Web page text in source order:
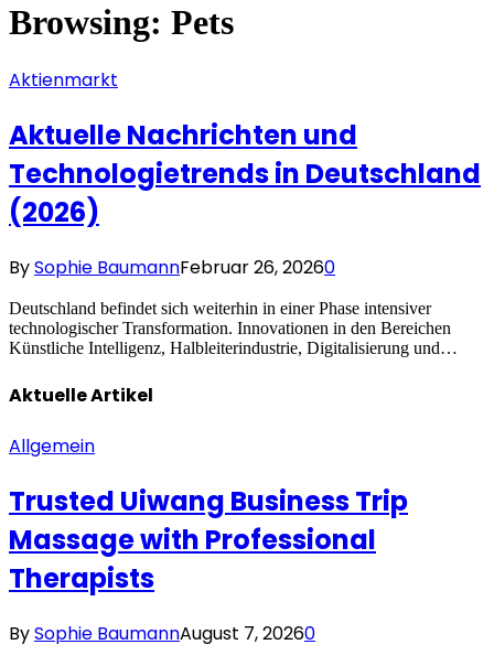
Browsing: Pets
Aktienmarkt
Aktuelle Nachrichten und
Technologietrends in Deutschland
(2026)
BySophie BaumannFebruar 26, 20260
Deutschland befindet sich weiterhin in einer Phase intensiver
technologischer Transformation. Innovationen in den Bereichen
Künstliche Intelligenz, Halbleiterindustrie, Digitalisierung und…
AktuelleArtikel
Allgemein
Trusted Uiwang Business Trip
Massage with Professional
Therapists
BySophie BaumannAugust 7, 20260